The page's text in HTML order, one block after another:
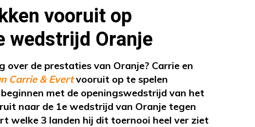
vooruit op
wedstrijd Oranje
de prestaties van Oranje? Carrie en
Carrie & Evertvooruit op te spelen
met de openingswedstrijd van het
naar de 1e wedstrijd van Oranje tegen
welke 3 landen hij dit toernooi heel ver ziet